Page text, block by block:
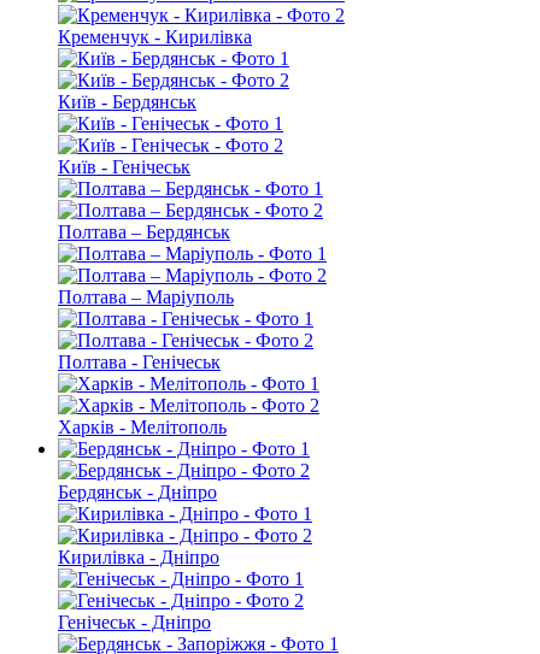
Кременчук - Кирилівка
Київ - Бердянськ
Київ - Генічеськ
Полтава – Бердянськ
Полтава – Маріуполь
Полтава - Генічеськ
Харків - Мелітополь
Бердянськ - Дніпро
Кирилівка - Дніпро
Генічеськ - Дніпро